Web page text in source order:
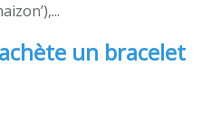
un bracelet